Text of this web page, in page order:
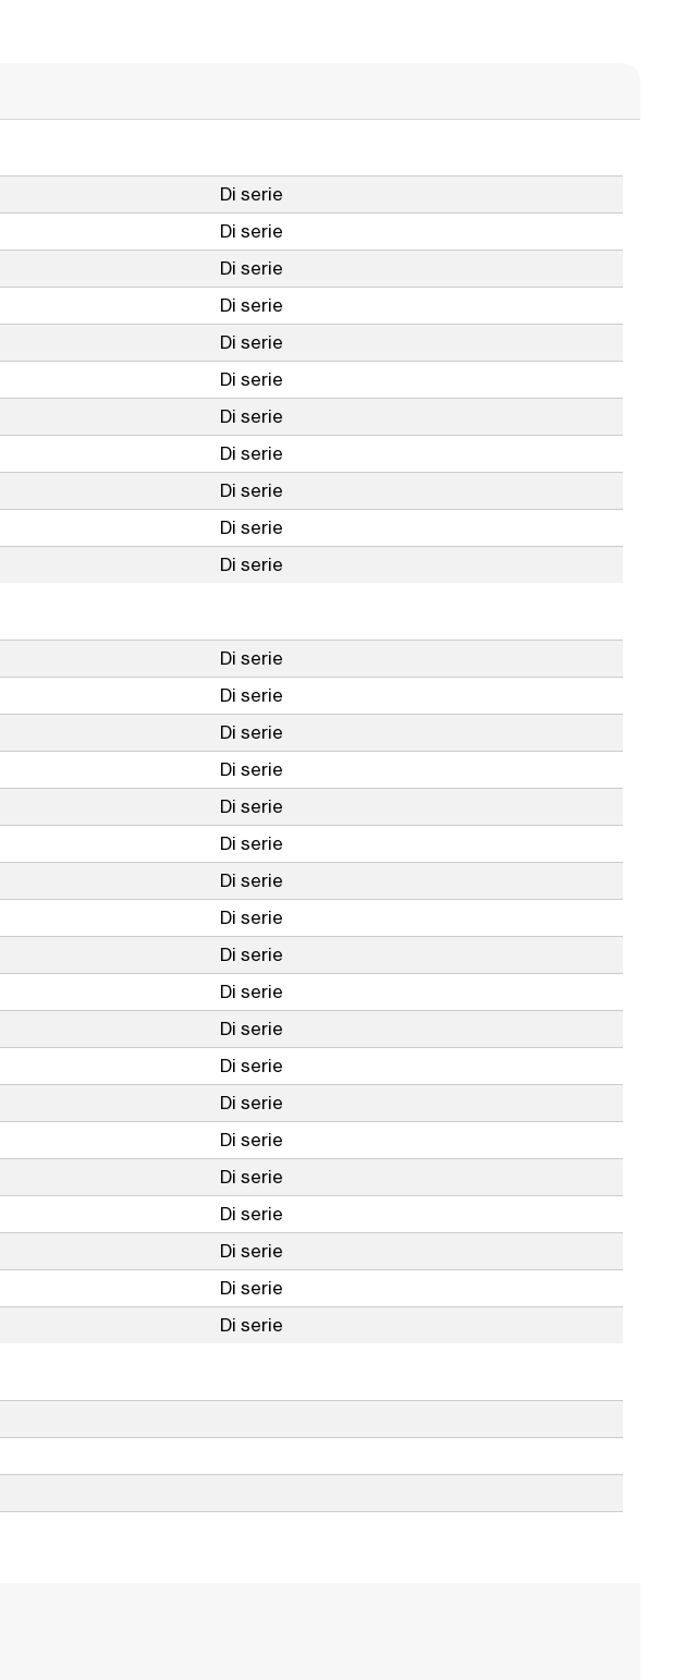
Di serie
Di serie
Di serie
Di serie
Di serie
Di serie
Di serie
Di serie
Di serie
Di serie
Di serie
Di serie
Di serie
Di serie
Di serie
Di serie
Di serie
Di serie
Di serie
Di serie
Di serie
Di serie
Di serie
Di serie
Di serie
Di serie
Di serie
Di serie
Di serie
Di serie